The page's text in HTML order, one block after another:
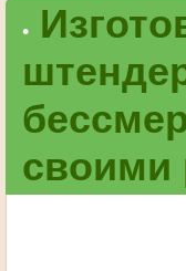
•
своими